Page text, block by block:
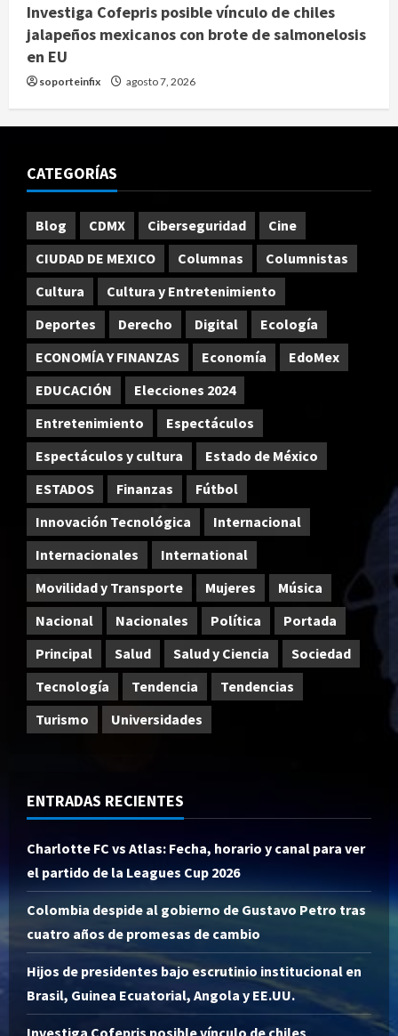
Investiga Cofepris posible vínculo de chiles
jalapeños mexicanos con brote de salmonelosis
en EU
soporteinfix agosto 7, 2026
CATEGORÍAS
Blog CDMX Ciberseguridad
Cine
CIUDAD DE MEXICO
Columnas
Columnistas
Cultura
Cultura y Entretenimiento
Deportes
Derecho Digital
Ecología
ECONOMÍA Y FINANZAS
Economía
EdoMex
EDUCACIÓN
Elecciones 2024
Entretenimiento
Espectáculos
Espectáculos y cultura
Estado de México
ESTADOS
Finanzas
Fútbol
Innovación Tecnológica
Internacional
Internacionales
International
Movilidad y Transporte
Mujeres
Música
Nacional
Nacionales Política
Portada
Principal
Salud Salud y Ciencia
Sociedad
Tecnología
Tendencia
Tendencias
Turismo
Universidades
ENTRADAS RECIENTES
Charlotte FC vs Atlas: Fecha, horario y canal para ver
el partido de la Leagues Cup 2026
Colombia despide al gobierno de Gustavo Petro tras
cuatro años de promesas de cambio
Hijos de presidentes bajo escrutinio institucional en
Brasil, Guinea Ecuatorial, Angola y EE.UU.
Investiga Cofepris posible vínculo de chiles